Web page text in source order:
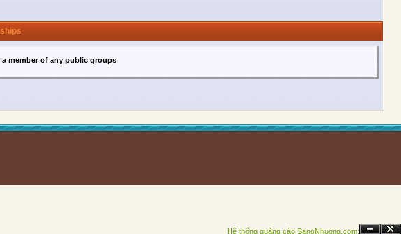
member of any public groups
Hệ thống quảng cáo SangNhuong.com;